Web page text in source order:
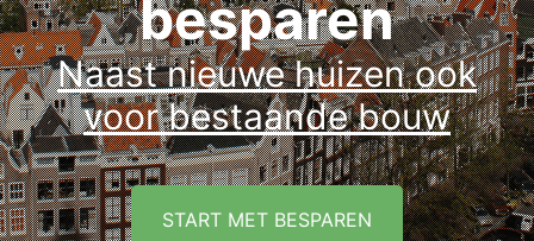
besparen
Naast nieuwe huizen ook
voor bestaande bouw
START MET BESPAREN